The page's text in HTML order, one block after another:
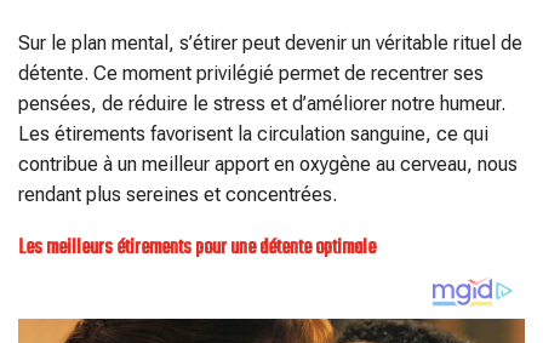
Sur le plan mental, s’étirer peut devenir un véritable rituel de
détente. Ce moment privilégié permet de recentrer ses
pensées, de réduire le stress et d’améliorer notre humeur.
Les étirements favorisent la circulation sanguine, ce qui
contribue à un meilleur apport en oxygène au cerveau, nous
rendant plus sereines et concentrées.
Les meilleurs étirements pour une détente optimale